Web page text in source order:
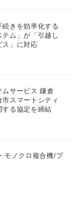
きを効率化する
テム」が「引越し
ス」に対応
サービス 鎌倉
スマートシティ
する協定を締結
モノクロ複合機/プ